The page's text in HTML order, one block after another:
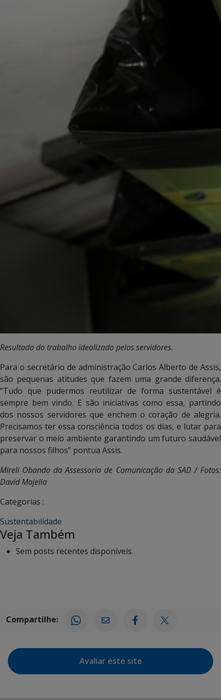
Resultado do trabalho idealizado pelos servidores.
Para o secretário de administração Carlos Alberto de Assis,
são pequenas atitudes que fazem uma grande diferença.
“Tudo que pudermos reutilizar de forma sustentável é
sempre bem vindo. E são iniciativas como essa, partindo
dos nossos servidores que enchem o coração de alegria.
Precisamos ter essa consciência todos os dias, e lutar para
preservar o meio ambiente garantindo um futuro saudável
para nossos filhos” pontua Assis.
Mireli Obando da Assessoria de Comunicação da SAD / Fotos:
David Majella
Categorias :
Sustentabilidade
Veja Também
Sem posts recentes disponíveis.
Compartilhe:
Avaliar este site